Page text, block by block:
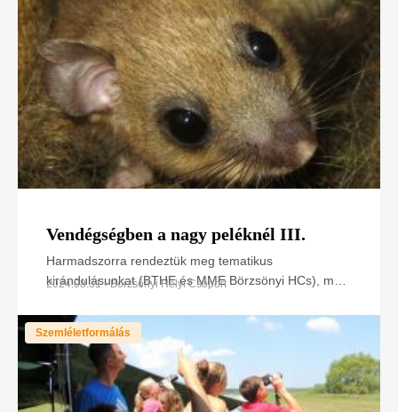
Vendégségben a nagy peléknél III.
Harmadszorra rendeztük meg tematikus
kirándulásunkat (BTHE és MME Börzsönyi HCs), mely
érdeklődők.
2024.08.31 • Börzsönyi Helyi Csoport
Szemléletformálás